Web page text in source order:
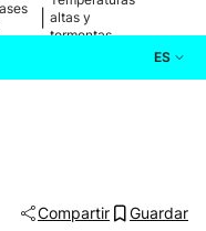
altas y
tormentas
ES
Compartir Guardar